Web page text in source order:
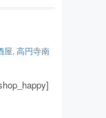
屋, 高円寺南